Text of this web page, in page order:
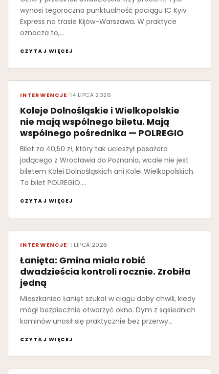
wynosi tegoroczna punktualność pociągu IC Kyiv
Express na trasie Kijów-Warszawa. W praktyce
oznacza to,…
CZYTAJ WIĘCEJ
INTERWENCJE/14 LIPCA 2026
Koleje Dolnośląskie i Wielkopolskie
nie mają wspólnego biletu. Mają
wspólnego pośrednika — POLREGIO
Bilet za 40,50 zł, który tak ucieszył pasażera
jadącego z Wrocławia do Poznania, wcale nie jest
biletem Kolei Dolnośląskich ani Kolei Wielkopolskich.
To bilet POLREGIO.…
CZYTAJ WIĘCEJ
INTERWENCJE/1 LIPCA 2026
Łanięta: Gmina miała robić
dwadzieścia kontroli rocznie. Zrobiła
jedną
Mieszkaniec Łanięt szukał w ciągu doby chwili, kiedy
mógł bezpiecznie otworzyć okno. Dym z sąsiednich
kominów unosił się praktycznie bez przerwy…
CZYTAJ WIĘCEJ